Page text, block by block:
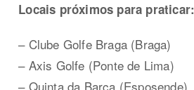
Locais próximos para praticar:
– Clube Golfe Braga (Braga)
– Axis Golfe (Ponte de Lima)
– Quinta da Barca (Esposende)